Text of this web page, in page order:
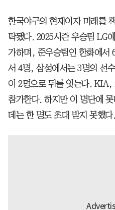
한국야구의 현재이자 미래를
탁됐다. 2025시즌 우승팀 LG
가하며, 준우승팀인 한화에서
서 4명, 삼성에서는 3명의 선
이 2명으로 뒤를 잇는다. KIA,
참가한다. 하지만 이 명단에
데는 한 명도 초대 받지 못했다.